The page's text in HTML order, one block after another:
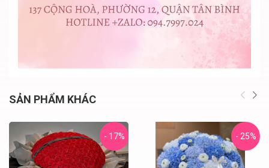
SẢN PHẨM KHÁC
- 17% - 25%